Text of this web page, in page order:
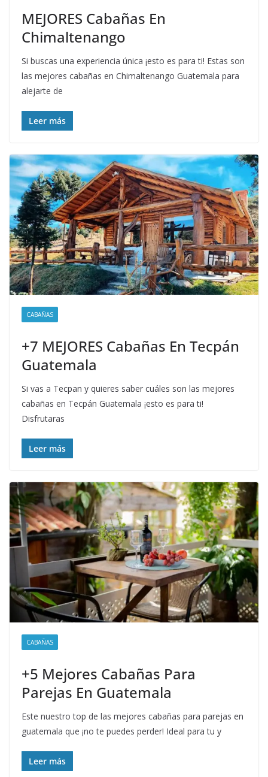
MEJORES Cabañas En
Chimaltenango
Si buscas una experiencia única ¡esto es para ti! Estas son
las mejores cabañas en Chimaltenango Guatemala para
alejarte de
Leer más
CABAÑAS
+7 MEJORES Cabañas En Tecpán
Guatemala
Si vas a Tecpan y quieres saber cuáles son las mejores
cabañas en Tecpán Guatemala ¡esto es para ti!
Disfrutaras
Leer más
CABAÑAS
+5 Mejores Cabañas Para
Parejas En Guatemala
Este nuestro top de las mejores cabañas para parejas en
guatemala que ¡no te puedes perder! Ideal para tu y
Leer más